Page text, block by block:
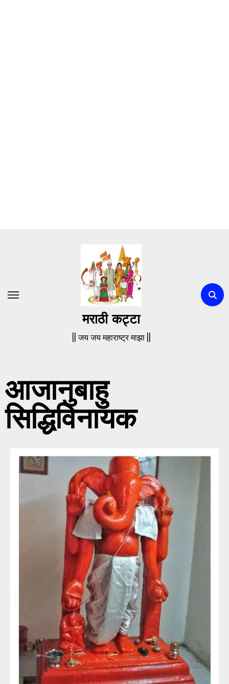
मराठी कट्टा
|| जय जय महाराष्ट्र माझा ||
आजानुबाहु
सिद्धिविनायक